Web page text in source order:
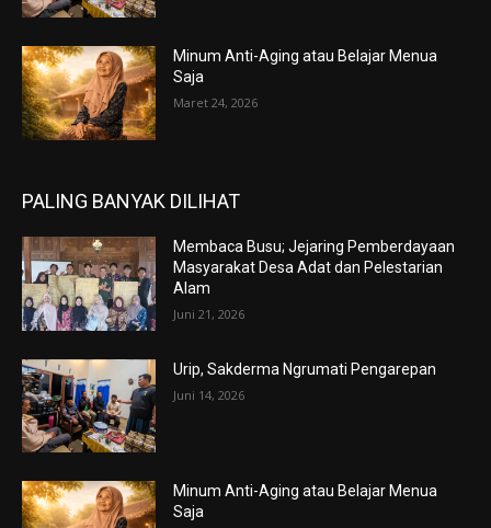
Minum Anti-Aging atau Belajar Menua
Saja
Maret 24, 2026
PALING BANYAK DILIHAT
Membaca Busu; Jejaring Pemberdayaan
Masyarakat Desa Adat dan Pelestarian
Alam
Juni 21, 2026
Urip, Sakderma Ngrumati Pengarepan
Juni 14, 2026
Minum Anti-Aging atau Belajar Menua
Saja